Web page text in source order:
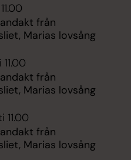
från
Marias lovsång
från
Marias lovsång
11.00
från
Marias lovsång